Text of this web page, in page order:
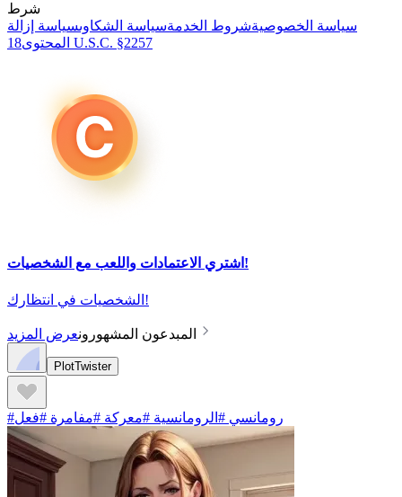
شرط
سياسة الخصوصيةشروط الخدمةسياسة الشكاوىسياسة إزالة
المحتوى 18 U.S.C. §2257
اشتري الاعتمادات واللعب مع الشخصيات!
الشخصيات في انتظارك!
المبدعون المشهورونعرض المزيد
PlotTwister
#رومانسي #الرومانسية #معركة #مفامرة #فعل